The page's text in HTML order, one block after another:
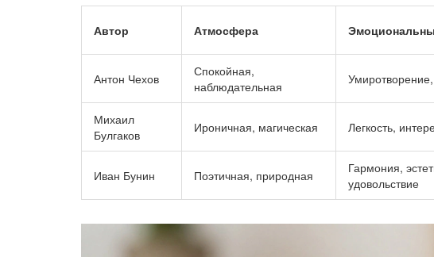
Автор Атмосфера
Антон Чехов
Спокойная,
наблюдательная
Михаил
Булгаков
Ироничная, магическая Легкость,
Иван Бунин Поэтичная, природная
Гармония,
удовольствие